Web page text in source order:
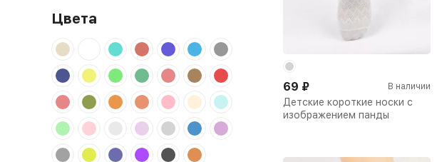
Цвета
Детские короткие носки с
изображением панды
69 ₽ В наличии